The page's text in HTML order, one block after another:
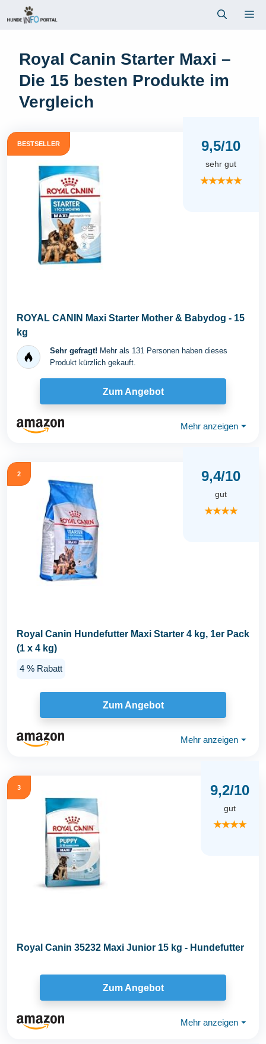
Inhalt
Royal Canin Starter Maxi –
Die 15 besten Produkte im
Vergleich
BESTSELLER 9,5/10
sehr gut
★★★★★
ROYAL CANIN Maxi Starter Mother & Babydog - 15
kg
Sehr gefragt! Mehr als 131 Personen haben dieses
Produkt kürzlich gekauft.
Zum Angebot
Mehr anzeigen ⏷
2 9,4/10
gut
★★★★
Royal Canin Hundefutter Maxi Starter 4 kg, 1er Pack
(1 x 4 kg)
4 % Rabatt
Zum Angebot
Mehr anzeigen ⏷
3 9,2/10
gut
★★★★
Royal Canin 35232 Maxi Junior 15 kg - Hundefutter
Zum Angebot
Mehr anzeigen ⏷